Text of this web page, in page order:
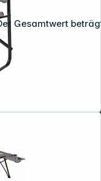
Gesamtwert
vorbehalten.